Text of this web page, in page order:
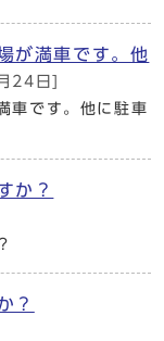
が満車です。他
24日]
車です。他に駐車
か？
？